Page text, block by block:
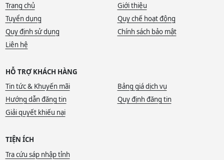
Trang chủ
Giới thiệu
Tuyển dụng
Quy chế hoạt động
Quy định sử dụng
Chính sách bảo mật
Liên hệ
HỖ TRỢ KHÁCH HÀNG
Tin tức & Khuyến mãi
Bảng giá dịch vụ
Hướng dẫn đăng tin
Quy định đăng tin
Giải quyết khiếu nại
TIỆN ÍCH
Tra cứu sáp nhập tỉnh